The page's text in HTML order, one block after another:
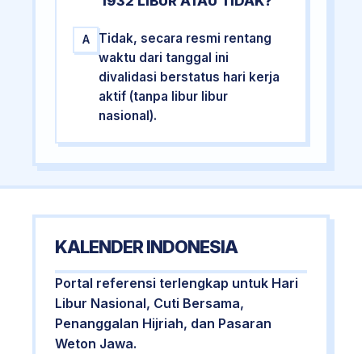
A
Tidak, secara resmi rentang
waktu dari tanggal ini
divalidasi berstatus hari kerja
aktif (tanpa libur libur
nasional).
KALENDER INDONESIA
Portal referensi terlengkap untuk Hari
Libur Nasional, Cuti Bersama,
Penanggalan Hijriah, dan Pasaran
Weton Jawa.